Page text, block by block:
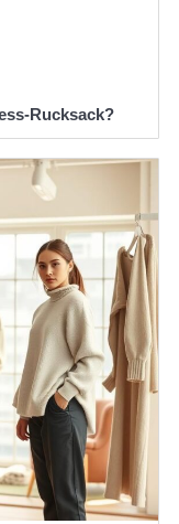
Rucksack?